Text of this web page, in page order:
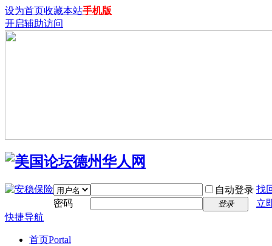
设为首页收藏本站手机版
开启辅助访问
自动登录 找
密码
登录
立
快捷导航
首页Portal